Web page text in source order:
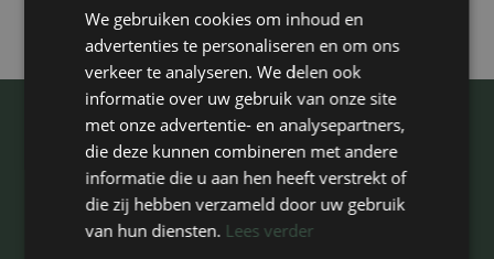
Tip Top Kunstgras
De Steegen 8D
5321 JZ Hedel
KvK: 93367384
We gebruiken cookies om inhoud en
advertenties te personaliseren en om ons
verkeer te analyseren. We delen ook
informatie over uw gebruik van onze site
met onze advertentie- en analysepartners,
die deze kunnen combineren met andere
informatie die u aan hen heeft verstrekt of
die zij hebben verzameld door uw gebruik
van hun diensten. Lees verder